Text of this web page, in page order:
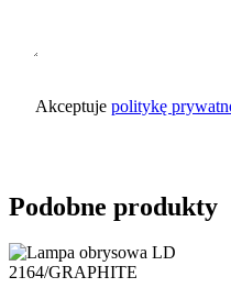
Akceptuje politykę
Podobne produkty